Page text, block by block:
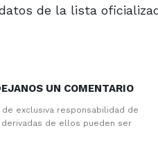
de la lista
UN COMENTARIO
exclusiva responsabilidad de
de ellos pueden ser